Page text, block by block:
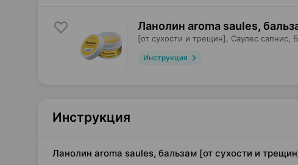
Ланолин aroma saules,
[от сухости и трещин], Саулес сапнис ,
Инструкция
Инструкция
Ланолин aroma saules, бальзам [от сухости и